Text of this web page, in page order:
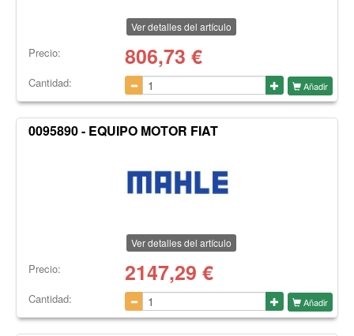
Ver detalles del artículo
Precio: 806,73 €
Cantidad: Añadir
0095890 - EQUIPO MOTOR FIAT
Ver detalles del artículo
Precio: 2147,29 €
Cantidad: Añadir